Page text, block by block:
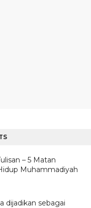
– 5 Matan
Muhammadiyah
dijadikan sebagai